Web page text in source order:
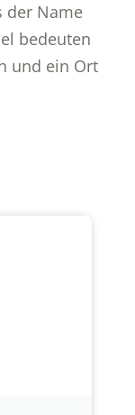
der Name
bedeuten
und ein Ort